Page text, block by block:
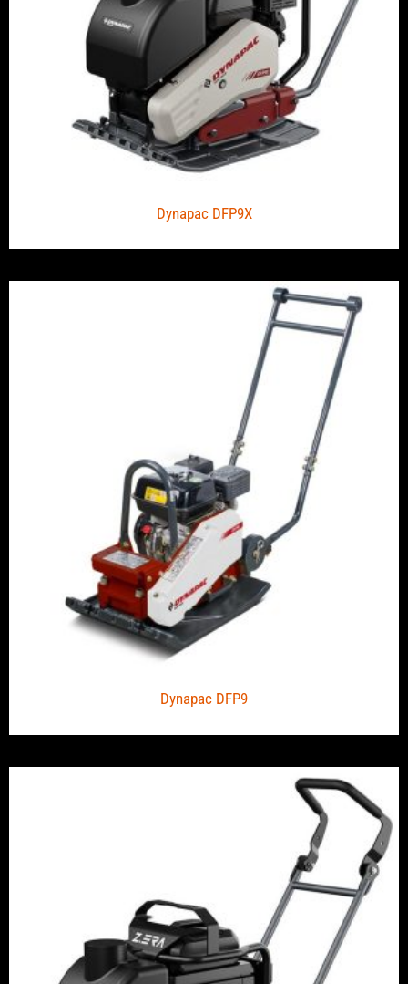
Dynapac DFP9X
Dynapac DFP9